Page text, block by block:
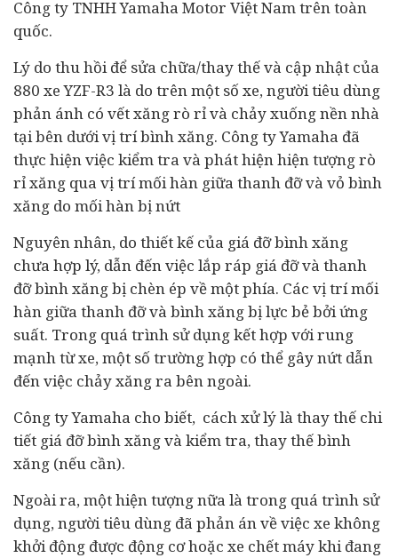
Công ty TNHH Yamaha Motor Việt Nam trên toàn
quốc.
Lý do thu hồi để sửa chữa/thay thế và cập nhật của
880 xe YZF-R3 là do trên một số xe, ngườitiêu dùng
phản ánh có vết xăng rò rỉ và chảy xuống nền nhà
tại bên dưới vị trí bình xăng. Công ty Yamaha đã
thực hiện việc kiểm tra và phát hiện hiện tượng rò
rỉ xăng qua vị trí mối hàn giữa thanh đỡ và vỏ bình
xăng do mối hàn bị nứt
Nguyên nhân, do thiết kế của giá đỡ bình xăng
chưa hợp lý, dẫn đến việc lắp ráp giá đỡ và thanh
đỡ bình xăng bị chèn ép về một phía. Các vị trí mối
hàn giữa thanh đỡ và bình xăng bị lực bẻ bởi ứng
suất. Trong quá trình sử dụng kết hợp với rung
mạnh từ xe, một số trường hợp có thể gây nứt dẫn
đến việc chảy xăng ra bên ngoài.
Công ty Yamaha cho biết, cách xử lý là thay thế chi
tiết giá đỡ bình xăng và kiểm tra, thay thế bình
xăng (nếu cần).
Ngoài ra, một hiện tượng nữa là trong quá trình sử
dụng, người tiêu dùng đã phản án về việc xe không
khởi động được động cơ hoặc xe chết máy khi đang